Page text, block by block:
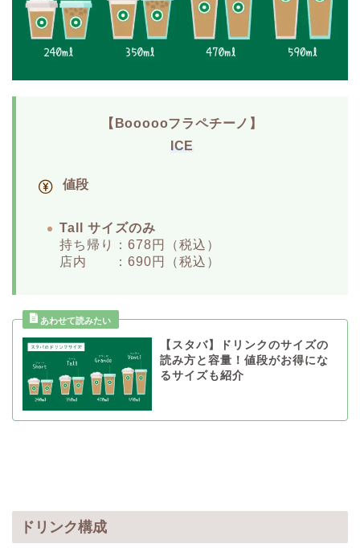
【Boooooフラペチーノ】
ICE
値段
Tall サイズのみ
持ち帰り：678円（税込）
店内 ：690円（税込）
【スタバ】ドリンクのサイズの
読み方と容量！値段がお得にな
るサイズも紹介
ドリンク構成